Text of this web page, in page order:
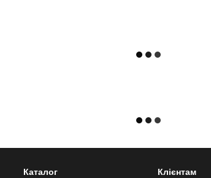
Каталог Клієнтам